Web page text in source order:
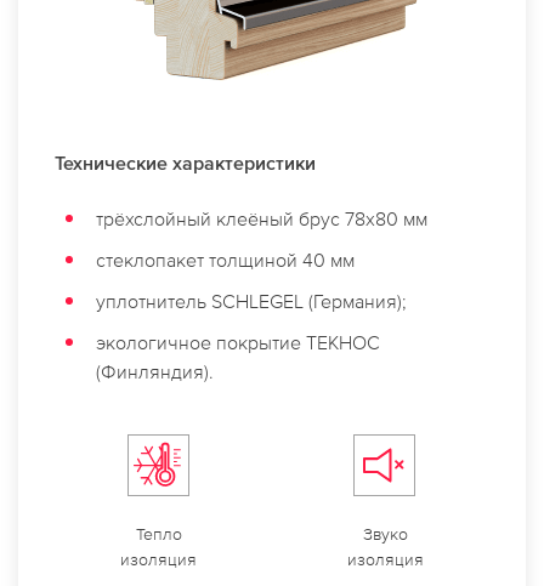
Технические характеристики
трёхслойный клеёный брус 78х80 мм
стеклопакет толщиной 40 мм
уплотнитель SCHLEGEL (Германия);
экологичное покрытие ТЕКНОС
(Финляндия).
Тепло
изоляция
Звуко
изоляция